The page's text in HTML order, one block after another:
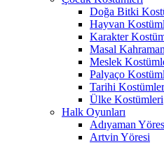
Doğa Bitki
Hayvan
Karakter
Masal
Meslek
Palyaço
Tarihi Kostümler
Ülke Kostümleri
Halk Oyunları
Adıyaman
Artvin Yöresi